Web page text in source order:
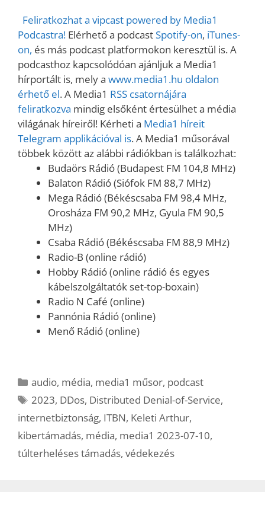
Feliratkozhat a vipcast powered by Media1
Podcastra! Elérhető a podcastSpotify-on, iTunes-
on, és más podcast platformokon keresztül is. A
podcasthoz kapcsolódóan ajánljuk a Media1
hírportált is, mely a www.media1.hu oldalon
érhető el. A Media1 RSS csatornájára
feliratkozva mindig elsőként értesülhet a média
világának híreiről! Kérheti a Media1 híreit
Telegram applikációval is. A Media1 műsorával
többek között az alábbi rádiókban is találkozhat:
Budaörs Rádió (Budapest FM 104,8 MHz)
Balaton Rádió (Siófok FM 88,7 MHz)
Mega Rádió (Békéscsaba FM 98,4 MHz,
Orosháza FM 90,2 MHz, Gyula FM 90,5
MHz)
Csaba Rádió (Békéscsaba FM 88,9 MHz)
Radio-B (online rádió)
Hobby Rádió (online rádió és egyes
kábelszolgáltatók set-top-boxain)
Radio N Café (online)
Pannónia Rádió (online)
Menő Rádió (online)
Kategória
audio, média, media1 műsor, podcast
Címkék
2023, DDos, Distributed Denial-of-Service,
internetbiztonság, ITBN, Keleti Arthur,
kibertámadás, média, media1 2023-07-10,
túlterheléses támadás, védekezés